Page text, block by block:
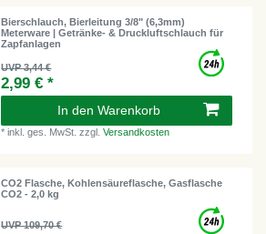
Bierschlauch, Bierleitung 3/8" (6,3mm)
Meterware | Getränke- & Druckluftschlauch für
Zapfanlagen
UVP 3,44 €
2,99 € *
In den Warenkorb
*inkl. ges. MwSt. zzgl.Versandkosten
CO2 Flasche, Kohlensäureflasche, Gasflasche
CO2 - 2,0 kg
UVP 109,70 €